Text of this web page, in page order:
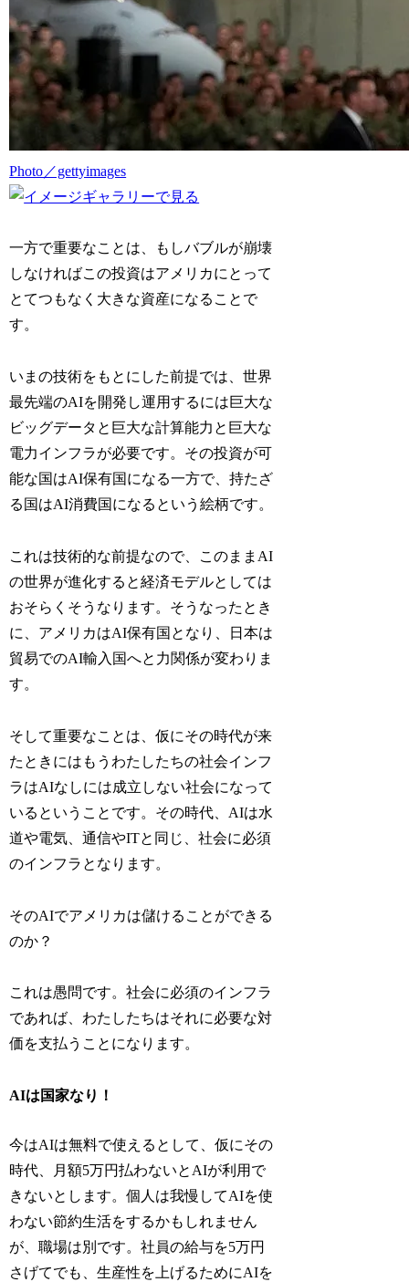
Photo／gettyimages
一方で重要なことは、もしバブルが崩壊
しなければこの投資はアメリカにとって
とてつもなく大きな資産になることで
す。
いまの技術をもとにした前提では、世界
最先端のAIを開発し運用するには巨大な
ビッグデータと巨大な計算能力と巨大な
電力インフラが必要です。その投資が可
能な国はAI保有国になる一方で、持たざ
る国はAI消費国になるという絵柄です。
これは技術的な前提なので、このままAI
の世界が進化すると経済モデルとしては
おそらくそうなります。そうなったとき
に、アメリカはAI保有国となり、日本は
貿易でのAI輸入国へと力関係が変わりま
す。
そして重要なことは、仮にその時代が来
たときにはもうわたしたちの社会インフ
ラはAIなしには成立しない社会になって
いるということです。その時代、AIは水
道や電気、通信やITと同じ、社会に必須
のインフラとなります。
そのAIでアメリカは儲けることができる
のか？
これは愚問です。社会に必須のインフラ
であれば、わたしたちはそれに必要な対
価を支払うことになります。
AIは国家なり！
今はAIは無料で使えるとして、仮にその
時代、月額5万円払わないとAIが利用で
きないとします。個人は我慢してAIを使
わない節約生活をするかもしれません
が、職場は別です。社員の給与を5万円
さげてでも、生産性を上げるためにAIを